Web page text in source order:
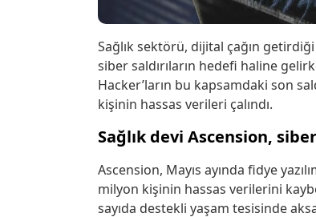
Sağlık sektörü, dijital çağın
siber saldırıların hedefi haline
Hacker’ların bu kapsamdaki son
kişinin hassas verileri çalındı.
Sağlık devi Ascension,
Ascension, Mayıs ayında fidye
milyon kişinin hassas verilerini
sayıda destekli yaşam tesisinde